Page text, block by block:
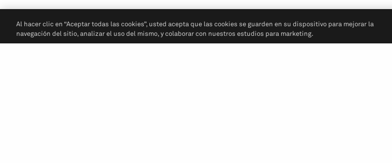
Al hacer clic en “Aceptar todas las cookies”, usted acepta que las cookies se guarden en su dispositivo para mejorar la
navegación del sitio, analizar el uso del mismo, y colaborar con nuestros estudios para marketing.